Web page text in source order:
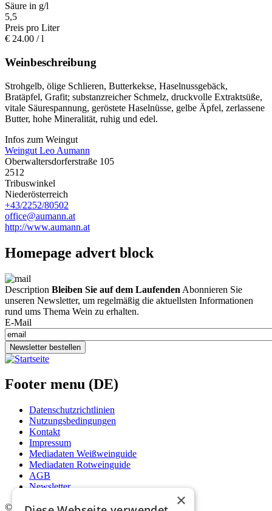
Säure in g/l
5,5
Preis pro Liter
€ 24.00 / l
Weinbeschreibung
Strohgelb, ölige Schlieren, Butterkekse, Haselnussgebäck,
Bratäpfel, Grafit; substanzreicher Schmelz, druckvolle Extraktsüße,
vitale Säurespannung, geröstete Haselnüsse, gelbe Äpfel, zerlassene
Butter, hohe Mineralität, ruhig und edel.
Infos zum Weingut
Weingut Leo Aumann
Oberwaltersdorferstraße 105
2512
Tribuswinkel
Niederösterreich
+43/2252/80502
office@aumann.at
http://www.aumann.at
Homepage advert block
Description Bleiben Sie auf dem Laufenden Abonnieren Sie
unseren Newsletter, um regelmäßig die aktuellsten Informationen
rund ums Thema Wein zu erhalten.
E-Mail
Newsletter bestellen
Footer menu (DE)
Datenschutzrichtlinien
Nutzungsbedingungen
Kontakt
Impressum
Mediadaten Weißweinguide
Mediadaten Rotweinguide
AGB
Newsletter
© 2026. Alle Rechte vorbehalten. ×